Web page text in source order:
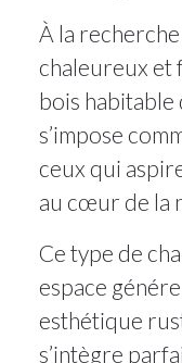
À la recherche
chaleureux et
bois habitable
s’impose
ceux qui
au cœur de la
Ce type de
espace
esthétique
s’intègre